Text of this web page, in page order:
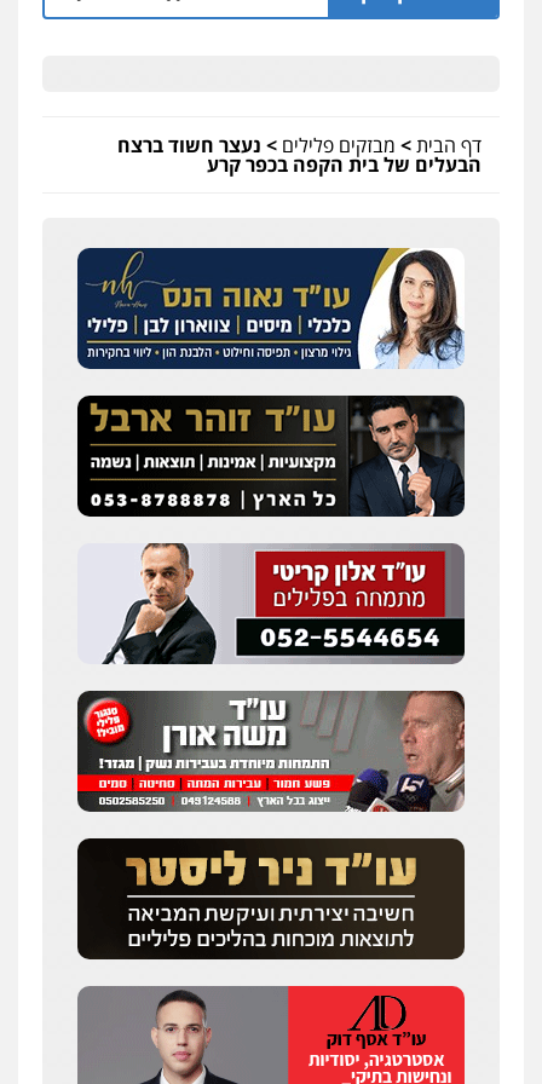
דף הבית> מבזקים פלילים > נעצר חשוד ברצח
הבעלים של בית הקפה בכפר קרע